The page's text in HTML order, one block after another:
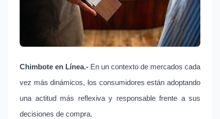
Chimbote en Línea.- En un contexto de mercados cada
vez más dinámicos, los consumidores están adoptando
una actitud más reflexiva y responsable frente a sus
decisiones de compra.